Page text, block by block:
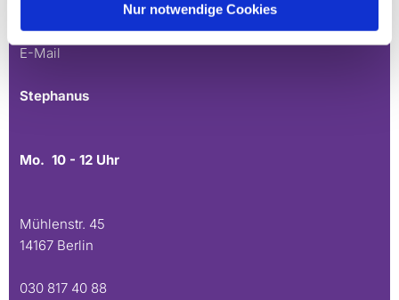
Nur notwendige Cookies
030 815 45 54
E-Mail
Stephanus
Mo. 10 - 12 Uhr
Mühlenstr. 45
14167 Berlin
030 817 40 88